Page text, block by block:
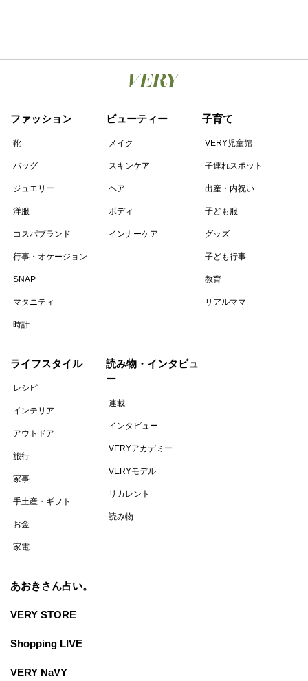
ファッション
靴
バッグ
ジュエリー
洋服
コスパブランド
行事・オケージョン
SNAP
マタニティ
時計
ビューティー
メイク
スキンケア
ヘア
ボディ
インナーケア
子育て
VERY児童館
子連れスポット
出産・内祝い
子ども服
グッズ
子ども行事
教育
リアルママ
ライフスタイル
レシピ
インテリア
アウトドア
旅行
家事
手土産・ギフト
お金
家電
読み物・インタビュ
ー
連載
インタビュー
VERYアカデミー
VERYモデル
リカレント
読み物
あおきさん占い。
VERY STORE
Shopping LIVE
VERY NaVY